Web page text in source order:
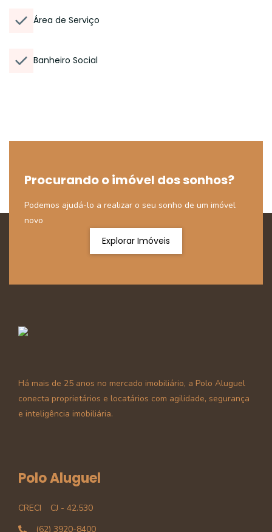
Área de Serviço
Banheiro Social
Procurando o imóvel dos sonhos?
Podemos ajudá-lo a realizar o seu sonho de um imóvel
novo
Explorar Imóveis
Há mais de 25 anos no mercado imobiliário, a Polo Aluguel
conecta proprietários e locatários com agilidade, segurança
e inteligência imobiliária.
Polo Aluguel
CRECI
CJ - 42.530
(62) 3920-8400